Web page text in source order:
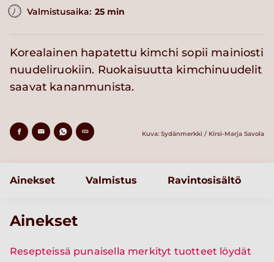
Valmistusaika: 25 min
Korealainen hapatettu kimchi sopii mainiosti
nuudeliruokiin. Ruokaisuutta kimchinuudelit
saavat kananmunista.
Kuva: Sydänmerkki / Kirsi-Marja Savola
Ainekset Valmistus Ravintosisältö
Ainekset
Resepteissä punaisella merkityt tuotteet löydät